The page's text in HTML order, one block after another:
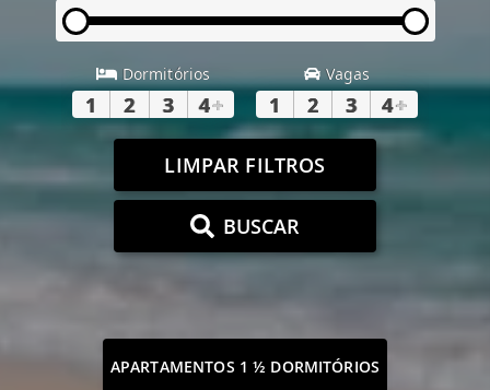
Dormitórios
1 2 3 4+
Vagas
1 2 3 4+
LIMPAR FILTROS
BUSCAR
APARTAMENTOS 1 ½ DORMITÓRIOS